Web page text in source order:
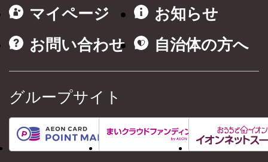
マイページ
お知らせ
お問い合わせ
自治体の方へ
グループサイト